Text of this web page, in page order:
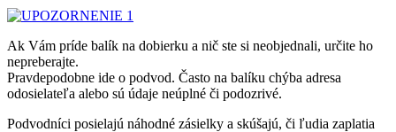
Ak Vám príde balík na dobierku a nič ste si neobjednali, určite ho
nepreberajte.
Pravdepodobne ide o podvod. Často na balíku chýba adresa
odosielateľa alebo sú údaje neúplné či podozrivé.
Podvodníci posielajú náhodné zásielky a skúšajú, či ľudia zaplatia